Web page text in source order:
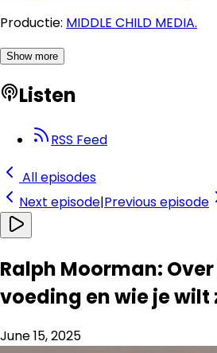
Productie: MIDDLE CHILD MEDIA.
Show more
Listen
RSS Feed
All episodes
Next episode|Previousepisode
Ralph Moorman:
voeding en wie je wilt
June 15, 2025